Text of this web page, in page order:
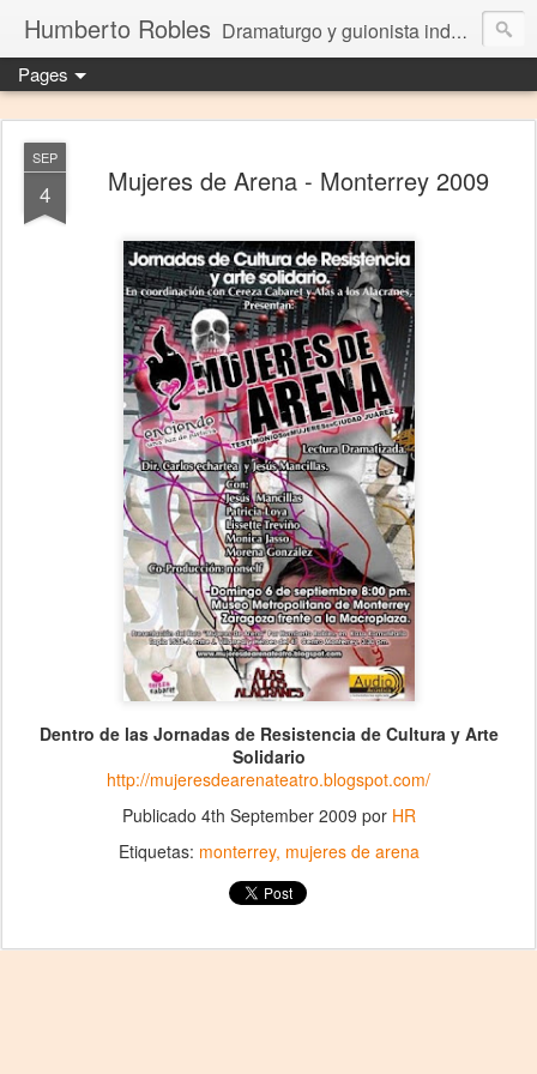
Humberto Robles Dramaturgo y guionista independiente
Pages
SEP
4 Mujeres de Arena - Monterrey 2009
Dentro de las Jornadas de Resistencia de Cultura y Arte
Solidario
http://mujeresdearenateatro.blogspot.com/
Publicado 4th September 2009 por HR
Etiquetas: monterrey mujeres de arena